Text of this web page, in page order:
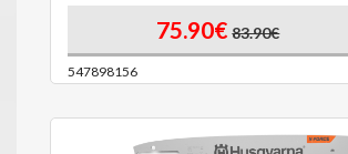
75.90€ 83.90€
547898156